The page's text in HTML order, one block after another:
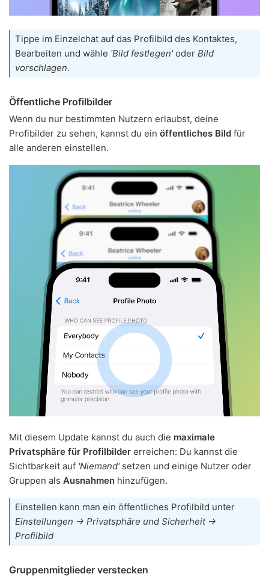
Tippe im Einzelchat auf das Profilbild des Kontaktes,
Bearbeiten und wähle 'Bild festlegen'oder Bild
vorschlagen.
Öffentliche Profilbilder
Wenn du nur bestimmten Nutzern erlaubst, deine
Profibilder zu sehen, kannst du ein öffentliches Bild für
alle anderen einstellen.
Mit diesem Update kannst du auch die maximale
Privatsphäre für Profilbilder erreichen: Du kannst die
Sichtbarkeit auf 'Niemand'setzen und einige Nutzer oder
Gruppen als Ausnahmen hinzufügen.
Einstellen kann man ein öffentliches Profilbild unter
Einstellungen → Privatsphäre und Sicherheit →
Profilbild
Gruppenmitglieder verstecken